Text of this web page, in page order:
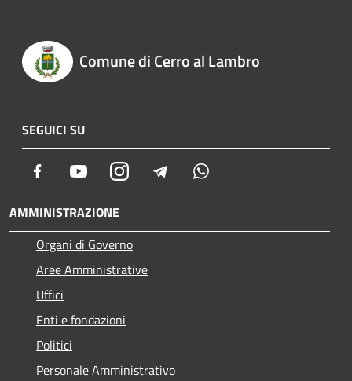
Comune di Cerro al Lambro
SEGUICI SU
Facebook YoutubeInstagram Telegram
AMMINISTRAZIONE
Organi di Governo
Aree Amministrative
Uffici
Enti e fondazioni
Politici
Personale Amministrativo